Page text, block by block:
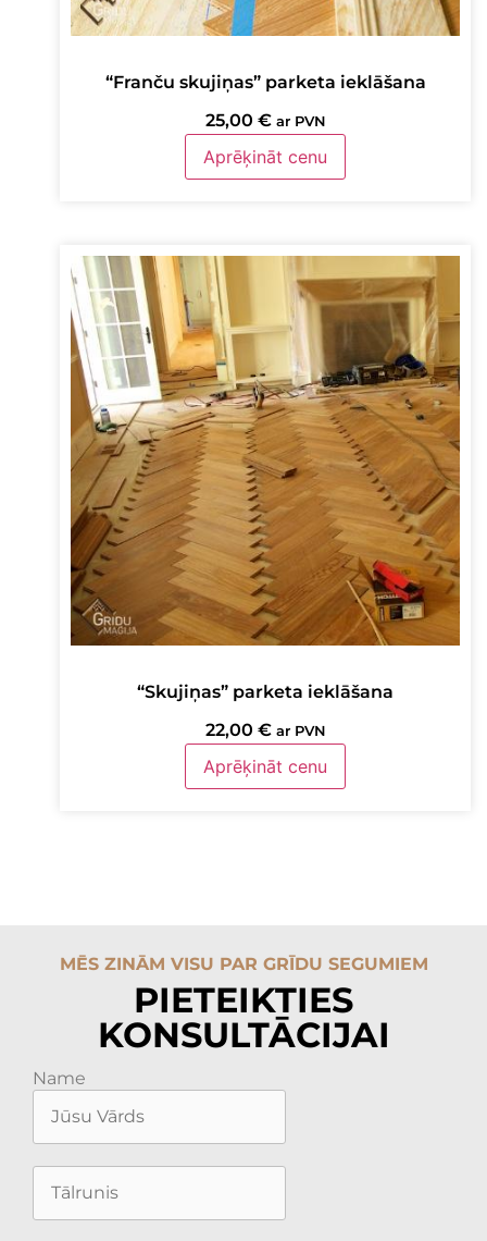
“Franču skujiņas” parketa ieklāšana
25,00 € ar PVN
Aprēķināt cenu
“Skujiņas” parketa ieklāšana
22,00 € ar PVN
Aprēķināt cenu
MĒS ZINĀM VISU PAR GRĪDU SEGUMIEM
PIETEIKTIES
KONSULTĀCIJAI
Name